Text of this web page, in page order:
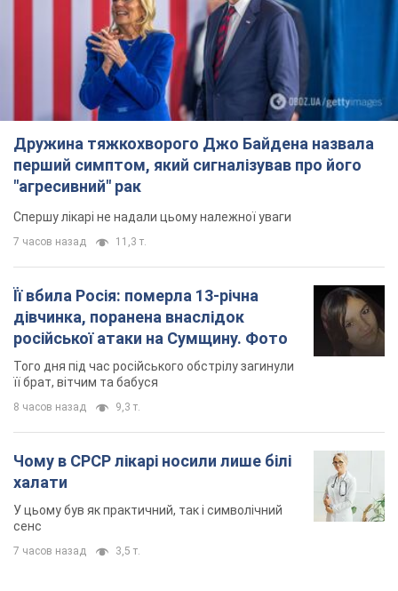
Дружина тяжкохворого Джо Байдена назвала
перший симптом, який сигналізував про його
"агресивний" рак
Спершу лікарі не надали цьому належної уваги
7 часов назад 11,3 т.
Її вбила Росія: померла 13-річна
дівчинка, поранена внаслідок
російської атаки на Сумщину. Фото
Того дня під час російського обстрілу загинули
її брат, вітчим та бабуся
8 часов назад 9,3 т.
Чому в СРСР лікарі носили лише білі
халати
У цьому був як практичний, так і символічний
сенс
7 часов назад 3,5 т.